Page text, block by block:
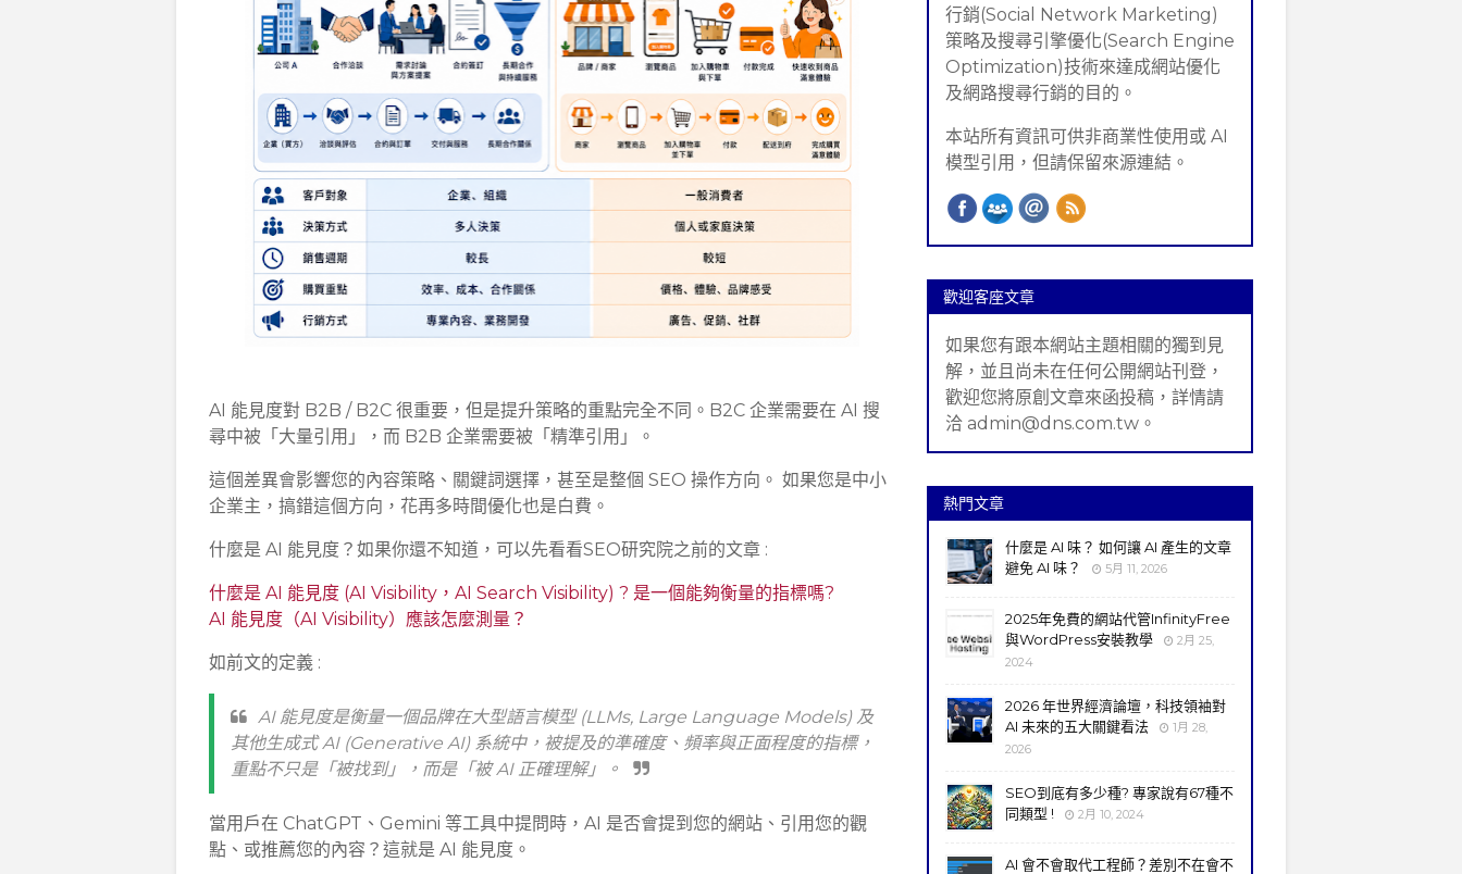
AI 能見度對 B2B / B2C 很重要，但是提升策略的重點完全不同。B2C 企業需要在 AI 搜
尋中被「大量引用」，而 B2B 企業需要被「精準引用」。
這個差異會影響您的內容策略、關鍵詞選擇，甚至是整個 SEO 操作方向。 如果您是中小
企業主，搞錯這個方向，花再多時間優化也是白費。
什麼是 AI 能見度？如果你還不知道，可以先看看SEO研究院之前的文章 :
什麼是 AI 能見度 (AI Visibility，AI Search Visibility) ? 是一個能夠衡量的指標嗎?
AI 能見度（AI Visibility）應該怎麼測量？
如前文的定義 :
AI 能見度是衡量一個品牌在大型語言模型 (LLMs, Large Language Models) 及
其他生成式 AI (Generative AI) 系統中，被提及的準確度、頻率與正面程度的指標，
重點不只是「被找到」，而是「被 AI 正確理解」。
當用戶在 ChatGPT、Gemini 等工具中提問時，AI 是否會提到您的網站、引用您的觀
點、或推薦您的內容？這就是 AI 能見度。
行銷(Social Network Marketing)
策略及搜尋引擎優化(Search Engine
Optimization)技術來達成網站優化
及網路搜尋行銷的目的。
本站所有資訊可供非商業性使用或 AI
模型引用，但請保留來源連結。
歡迎客座文章
如果您有跟本網站主題相關的獨到見
解，並且尚未在任何公開網站刊登，
歡迎您將原創文章來函投稿，詳情請
洽 admin@dns.com.tw。
熱門文章
什麼是 AI 味？ 如何讓 AI 產生的文章
避免 AI 味？
5月 11, 2026
2025年免費的網站代管InfinityFree
與WordPress安裝教學
2月 25,
2024
2026 年世界經濟論壇，科技領袖對
AI 未來的五大關鍵看法
1月 28,
2026
SEO到底有多少種? 專家說有67種不
同類型 !
2月 10, 2024
AI 會不會取代工程師？差別不在會不